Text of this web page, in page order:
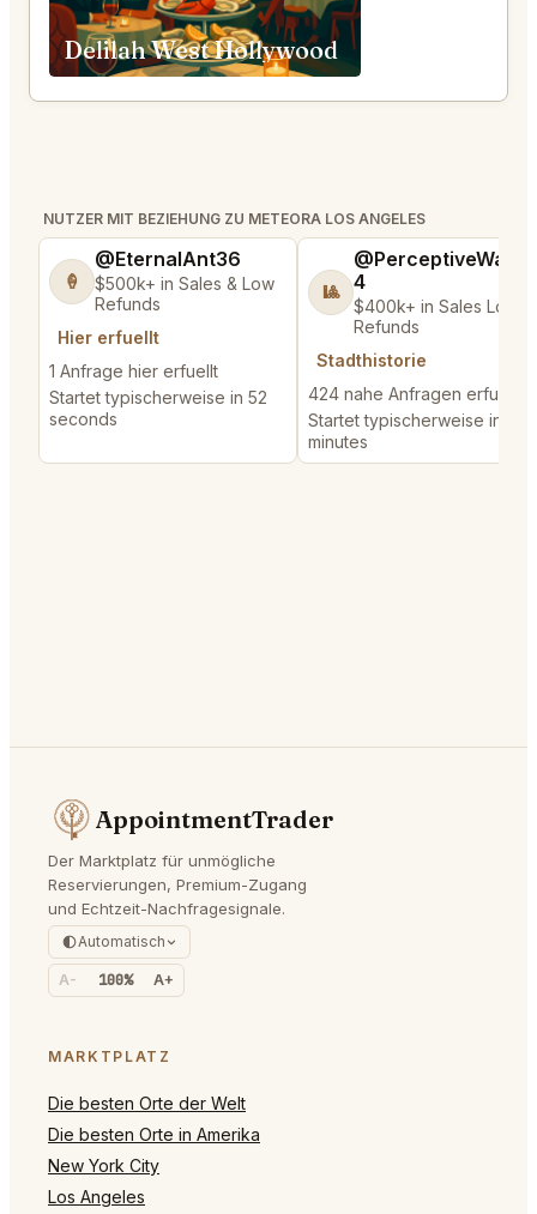
Delilah West Hollywood
NUTZER MIT BEZIEHUNG ZU METEORA LOS ANGELES
🍦
@EternalAnt36
$500k+ in Sales & Low
Refunds
Hier erfuellt
1 Anfrage hier erfuellt
Startet typischerweise in 52
seconds
🎱
4
$400k+ in Sales Low
Refunds
Stadthistorie
424 nahe Anfragen erfuellt
Startet typischerweise in 2
minutes
AppointmentTrader
Der Marktplatz für unmögliche
Reservierungen, Premium-Zugang
und Echtzeit-Nachfragesignale.
Automatisch
A- 100% A+
MARKTPLATZ
Die besten Orte der Welt
Die besten Orte in Amerika
New York City
Los Angeles